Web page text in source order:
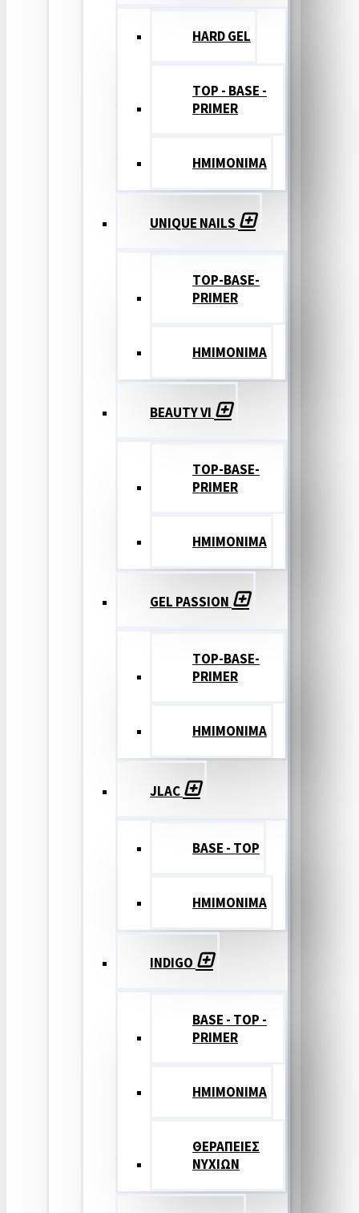
HARD GEL
TOP - BASE -
PRIMER
ΗΜΙΜΟΝΙΜΑ
UNIQUE NAILS
TOP-BASE-
PRIMER
ΗΜΙΜΟΝΙΜΑ
BEAUTY VI
TOP-BASE-
PRIMER
ΗΜΙΜΟΝΙΜΑ
GEL PASSION
TOP-BASE-
PRIMER
ΗΜΙΜΟΝΙΜΑ
JLAC
BASE - TOP
ΗΜΙΜΟΝΙΜΑ
INDIGO
BASE - TOP -
PRIMER
HMIMONIMA
ΘΕΡΑΠΕΙΕΣ
ΝΥΧΙΩΝ